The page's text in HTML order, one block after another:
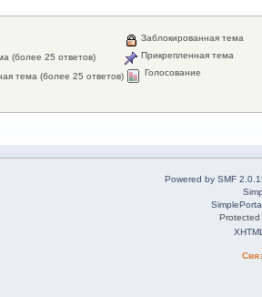
(более 25 ответов)
тема (более 25 ответов)
Заблокированная тема
Прикрепленная тема
Голосование
Powered by SMF